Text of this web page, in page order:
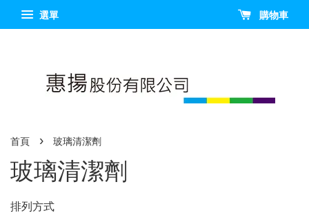
選單 購物車
首頁 › 玻璃清潔劑
玻璃清潔劑
排列方式